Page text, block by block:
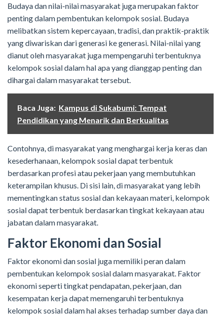
Budaya dan nilai-nilai masyarakat juga merupakan faktor
penting dalam pembentukan kelompok sosial. Budaya
melibatkan sistem kepercayaan, tradisi, dan praktik-praktik
yang diwariskan dari generasi ke generasi. Nilai-nilai yang
dianut oleh masyarakat juga mempengaruhi terbentuknya
kelompok sosial dalam hal apa yang dianggap penting dan
dihargai dalam masyarakat tersebut.
Baca Juga: Kampus di Sukabumi: Tempat
Pendidikan yang Menarik dan Berkualitas
Contohnya, di masyarakat yang menghargai kerja keras dan
kesederhanaan, kelompok sosial dapat terbentuk
berdasarkan profesi atau pekerjaan yang membutuhkan
keterampilan khusus. Di sisi lain, di masyarakat yang lebih
mementingkan status sosial dan kekayaan materi, kelompok
sosial dapat terbentuk berdasarkan tingkat kekayaan atau
jabatan dalam masyarakat.
Faktor Ekonomi dan Sosial
Faktor ekonomi dan sosial juga memiliki peran dalam
pembentukan kelompok sosial dalam masyarakat. Faktor
ekonomi seperti tingkat pendapatan, pekerjaan, dan
kesempatan kerja dapat memengaruhi terbentuknya
kelompok sosial dalam hal akses terhadap sumber daya dan